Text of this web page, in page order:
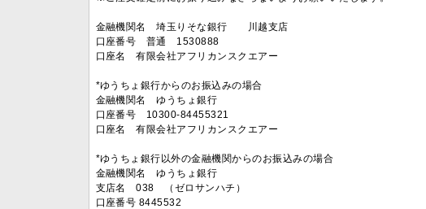
金融機関名 埼玉りそな銀行 川越支店
口座番号 普通 1530888
口座名 有限会社アフリカンスクエアー
*ゆうちょ銀行からのお振込みの場合
金融機関名 ゆうちょ銀行
口座番号 10300-84455321
口座名 有限会社アフリカンスクエアー
*ゆうちょ銀行以外の金融機関からのお振込みの場合
金融機関名 ゆうちょ銀行
支店名 038 （ゼロサンハチ）
口座番号 8445532